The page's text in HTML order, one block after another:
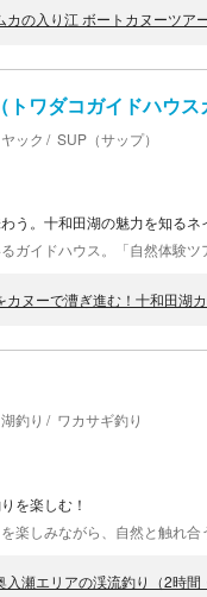
の入り江 ボートカヌーツア
ワダコガイドハウス
ック
SUP（サップ）
う。十和田湖の魅力を知るネ
ヌーで漕ぎ進む！十和田湖
釣り
ワカサギ釣り
を楽しむ！
瀬エリアの渓流釣り（2時間